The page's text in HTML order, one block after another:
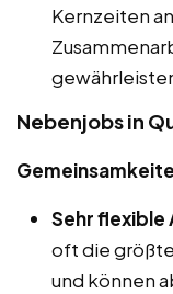
Kernzeiten
Nebenjobs in
Sehr
oft die
und können